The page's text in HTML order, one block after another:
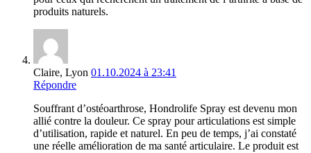
produits naturels.
Claire, Lyon 01.10.2024 à 23:41
Répondre
Souffrant d’ostéoarthrose, Hondrolife Spray est devenu mon
allié contre la douleur. Ce spray pour articulations est simple
d’utilisation, rapide et naturel. En peu de temps, j’ai constaté
une réelle amélioration de ma santé articulaire. Le produit est